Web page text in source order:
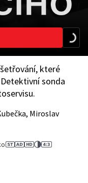
které
sonda
Miroslav